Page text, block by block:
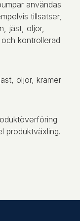
användas
tillsatser,
jäst, oljor,
kontrollerad
oljor, krämer
produktväxling.